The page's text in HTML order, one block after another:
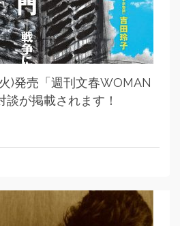
)発売「週刊文春WOMAN
談が掲載されます！